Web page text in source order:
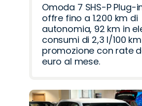
Omoda 7 SHS-P Plug-
offre fino a 1.200 km di
autonomia, 92 km in
consumi di 2,3 l/100
promozione con rate
euro al mese.